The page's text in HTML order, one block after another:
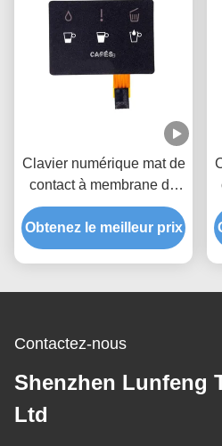
Clavier numérique mat de
contact à membrane de
FPC, contact à
membrane d'ANIMAL
FAMILIER pour des cafés
Obtenez le meilleur prix
Contactez-nous
Shenzhen Lunfeng
Ltd